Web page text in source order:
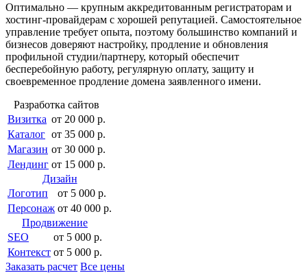
Оптимально — крупным аккредитованным регистраторам и
хостинг-провайдерам с хорошей репутацией. Самостоятельное
управление требует опыта, поэтому большинство компаний и
бизнесов доверяют настройку, продление и обновления
профильной студии/партнеру, который обеспечит
бесперебойную работу, регулярную оплату, защиту и
своевременное продление домена заявленного имени.
Разработка сайтов
Визитка от 20 000 р.
Каталог от 35 000 р.
Магазин от 30 000 р.
Лендинг от 15 000 р.
Дизайн
Логотип
от 5 000 р.
Персонаж от 40 000 р.
Продвижение
SEO
от 5 000 р.
Контекст от 5 000 р.
Заказать расчет Все цены